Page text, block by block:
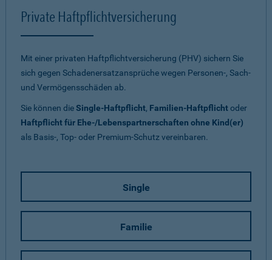
Private Haftpflichtversicherung
Mit einer privaten Haftpflichtversicherung (PHV) sichern Sie
sich gegen Schadenersatzansprüche wegen Personen-, Sach-
und Vermögensschäden ab.
Sie können dieSingle-Haftpflicht, Familien-Haftpflichtoder
Haftpflicht für Ehe-/Lebenspartnerschaften ohne Kind(er)
als Basis-, Top- oder Premium-Schutz vereinbaren.
Single
Familie